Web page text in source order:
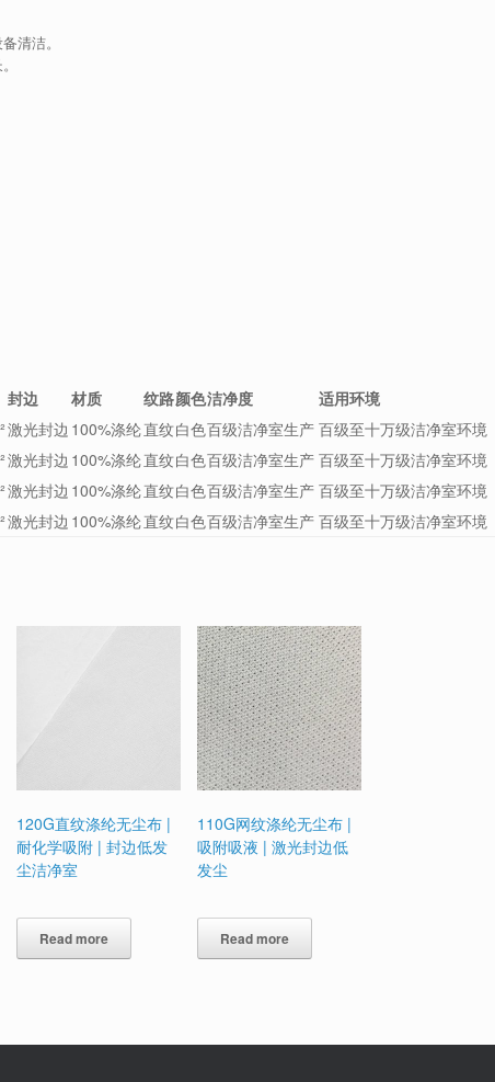
清洁。
封边 材质 纹路颜色洁净度
适用环境
激光封边 100%涤纶直纹白色百级洁净室生产 百级至十万级洁净室环境
激光封边 100%涤纶直纹白色百级洁净室生产 百级至十万级洁净室环境
激光封边 100%涤纶直纹白色百级洁净室生产 百级至十万级洁净室环境
激光封边 100%涤纶直纹白色百级洁净室生产 百级至十万级洁净室环境
120G直纹涤纶无尘布 |
耐化学吸附 | 封边低发
尘洁净室
Read more
110G网纹涤纶无尘布 |
吸附吸液 | 激光封边低
发尘
Read more